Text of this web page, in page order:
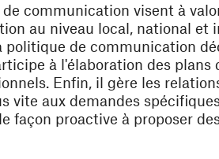
communication visent à
au niveau local, national et
politique de communication
à l'élaboration des plans
Enfin, il gère les
vite aux demandes
façon proactive à proposer